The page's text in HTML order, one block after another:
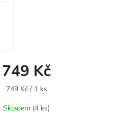
749 Kč
Měrná
749 Kč / 1 ks
Skladem (4 ks)